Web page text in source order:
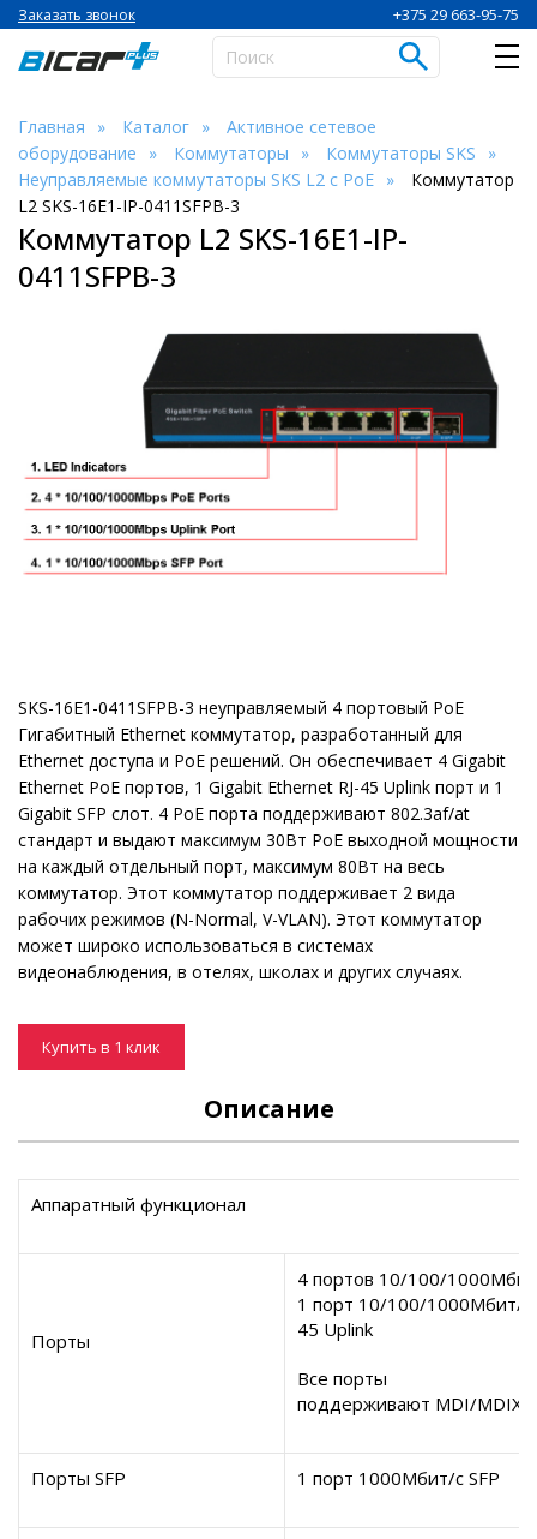
+375 29 663-95-75
Заказать звонок
Главная Каталог
Активное сетевое
оборудование
Коммутаторы
Коммутаторы SKS
Неуправляемые коммутаторы SKS L2 c PoE
Коммутатор
L2 SKS-16E1-IP-0411SFPB-3
Коммутатор L2 SKS-16E1-IP-
0411SFPB-3
SKS-16E1-0411SFPB-3 неуправляемый 4 портовый PoE
Гигабитный Ethernet коммутатор, разработанный для
Ethernet доступа и PoE решений. Он обеспечивает 4 Gigabit
Ethernet PoE портов, 1 Gigabit Ethernet RJ-45 Uplink порт и 1
Gigabit SFP слот. 4 PoE портa поддерживают 802.3af/at
стандарт и выдают максимум 30Вт PoE выходной мощности
на каждый отдельный порт, максимум 80Вт на весь
коммутатор. Этот коммутатор поддерживает 2 вида
рабочих режимов (N-Normal, V-VLAN). Этот коммутатор
может широко использоваться в системах
видеонаблюдения, в отелях, школах и других случаях.
Купить в 1 клик
Описание
Аппаратный функционал
Порты
4 портов 10/100/1000M
1 порт 10/100/1000Mбит/с
45 Uplink
Все порты
поддерживают MDI/MDIX
Порты SFP 1 порт 1000Mбит/c SFP